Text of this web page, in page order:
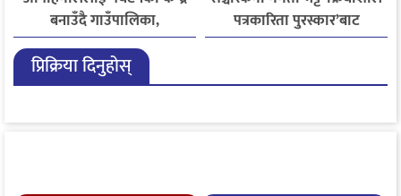
बनाउँदै गाउँपालिका,
बहुआयामिक पर्यटन विकासमा
जोड
पत्रकारिता पुरस्कार’बाट
सम्मानित
प्रिक्रिया दिनुहोस्